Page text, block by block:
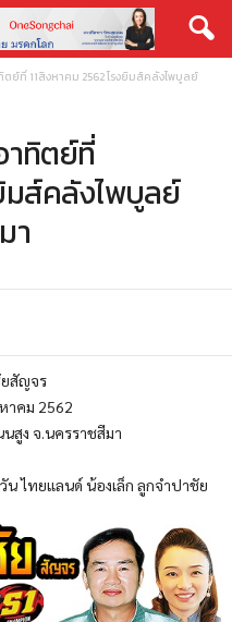
ย์ที่ 11สิงหาคม 2562 โรงยิมส์คลังไพบูลย์
ทิตย์ที่
มส์คลังไพบูลย์
า
สัญจร
าคม 2562
สูง จ.นครราชสีมา
ไทยแลนด์ น้องเล็ก ลูกจำปาชัย